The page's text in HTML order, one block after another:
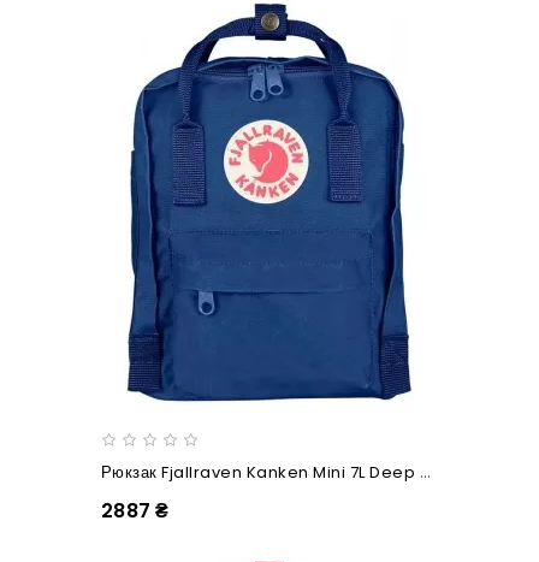
Рюкзак Fjallraven Kanken Mini 7L Deep Blue
2887 ₴